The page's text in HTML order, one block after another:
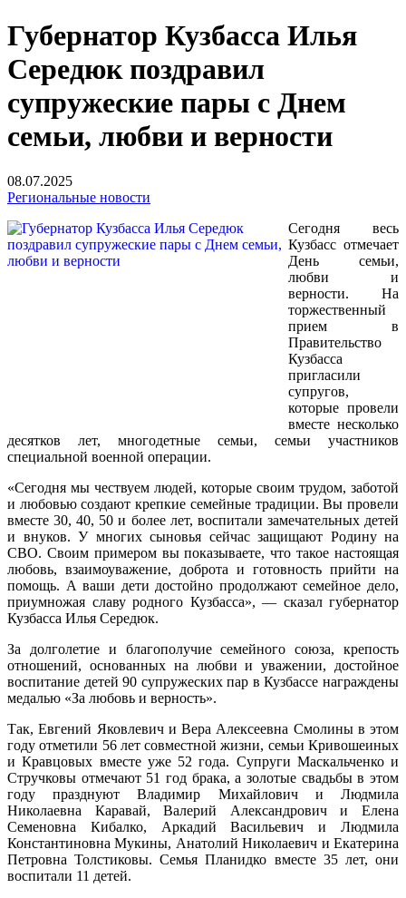
Губернатор Кузбасса Илья
Середюк поздравил
супружеские пары с Днем
семьи, любви и верности
08.07.2025
Региональные новости
Сегодня весь
Кузбасс отмечает
День семьи,
любви и
верности. На
торжественный
прием в
Правительство
Кузбасса
пригласили
супругов,
которые провели
вместе несколько
десятков лет, многодетные семьи, семьи участников
специальной военной операции.
«Сегодня мы чествуем людей, которые своим трудом, заботой
и любовью создают крепкие семейные традиции. Вы провели
вместе 30, 40, 50 и более лет, воспитали замечательных детей
и внуков. У многих сыновья сейчас защищают Родину на
СВО. Своим примером вы показываете, что такое настоящая
любовь, взаимоуважение, доброта и готовность прийти на
помощь. А ваши дети достойно продолжают семейное дело,
приумножая славу родного Кузбасса», — сказал губернатор
Кузбасса Илья Середюк.
За долголетие и благополучие семейного союза, крепость
отношений, основанных на любви и уважении, достойное
воспитание детей 90 супружеских пар в Кузбассе награждены
медалью «За любовь и верность».
Так, Евгений Яковлевич и Вера Алексеевна Смолины в этом
году отметили 56 лет совместной жизни, семьи Кривошеиных
и Кравцовых вместе уже 52 года. Супруги Маскальченко и
Стручковы отмечают 51 год брака, а золотые свадьбы в этом
году празднуют Владимир Михайлович и Людмила
Николаевна Каравай, Валерий Александрович и Елена
Семеновна Кибалко, Аркадий Васильевич и Людмила
Константиновна Мукины, Анатолий Николаевич и Екатерина
Петровна Толстиковы. Семья Планидко вместе 35 лет, они
воспитали 11 детей.